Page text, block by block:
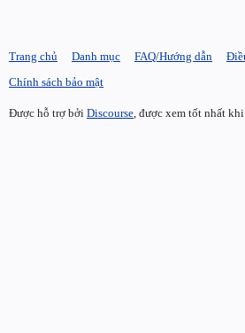
Trang chủ Danh mục FAQ/Hướng dẫn
Chính sách bảo mật
Được hỗ trợ bởi Discourse, được xem tốt nhất